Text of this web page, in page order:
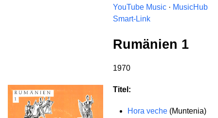
YouTube Music · MusicHub
Smart-Link
Rumänien 1
1970
Titel:
Hora veche (Muntenia)